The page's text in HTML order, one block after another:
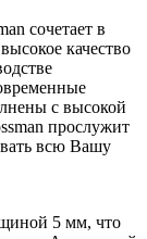
сочетает в
качество
с высокой
прослужит
всю Вашу
5 мм, что